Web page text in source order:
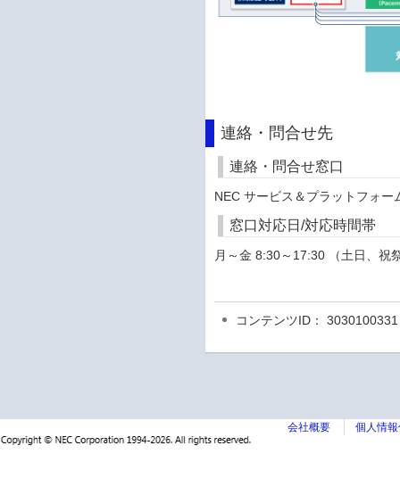
連絡・問合せ先
連絡・問合せ窓口
NEC サービス＆プラットフォ
窓口対応日/対応時間帯
月～金 8:30～17:30 （土日、祝
コンテンツID： 3030100331
会社概要 個人情